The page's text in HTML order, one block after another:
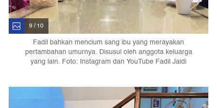
9 / 10
Fadil bahkan mencium sang ibu yang merayakan
pertambahan umurnya. Disusul oleh anggota keluarga
yang lain. Foto: Instagram dan YouTube Fadil Jaidi